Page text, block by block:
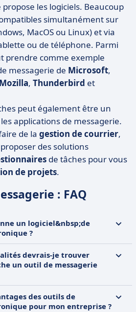
les logiciels. Beaucoup
simultanément sur
MacOS ou Linux) et via
ou de téléphone. Parmi
prendre comme exemple
messagerie de Microsoft,
Mozilla, Thunderbird et
peut également être un
applications de messagerie.
de la gestion de courrier,
des solutions
de tâches pour vous
de projets.
: FAQ
un logiciel&nbsp;de
?
devrais-je trouver
un outil de messagerie
des outils de
pour mon entreprise ?